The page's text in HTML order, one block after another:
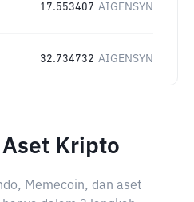
17.553407 AIGENSYN
32.734732 AIGENSYN
Kripto
Memecoin, dan aset